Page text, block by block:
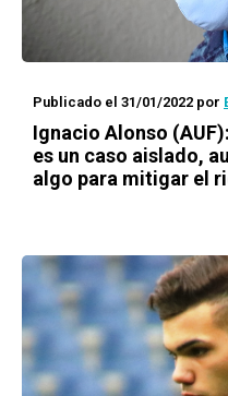
Publicado el 31/01/2022 por
Ignacio Alonso
es un caso aislado,
algo para mitigar el